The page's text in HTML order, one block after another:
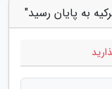
به پایان رسید"